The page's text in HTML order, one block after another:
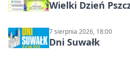
Wielki Dzień
7 sierpnia 2026, 18:00
Dni Suwałk